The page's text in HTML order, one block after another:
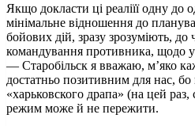
Якщо докласти ці реаліїї одну до
мінімальне відношення до
бойових дій, зразу зрозуміють,
командування противника, щодо
— Старобільск я вважаю, м’яко
достатньо позитивним для нас, бо
«харьковского драпа» (на цей раз,
режим може й не пережити.